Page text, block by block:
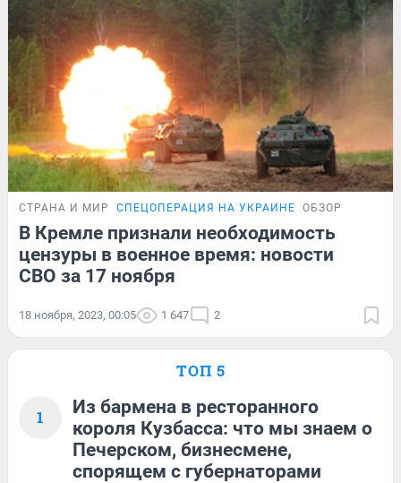
СТРАНА И МИР СПЕЦОПЕРАЦИЯ НА УКРАИНЕ ОБЗОР
В Кремле признали необходимость
цензуры в военное время: новости
СВО за 17 ноября
18 ноября, 2023, 00:05 1 647 2
ТОП 5
1
Из бармена в ресторанного
короля Кузбасса: что мы знаем о
Печерском, бизнесмене,
спорящем с губернаторами